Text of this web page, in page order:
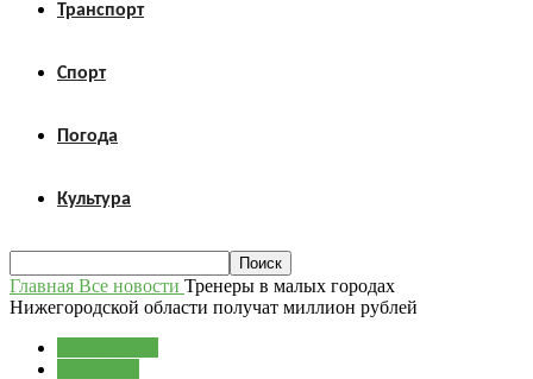
Транспорт
Спорт
Погода
Культура
Главная Все новости Тренеры в малых городах
Нижегородской области получат миллион рублей